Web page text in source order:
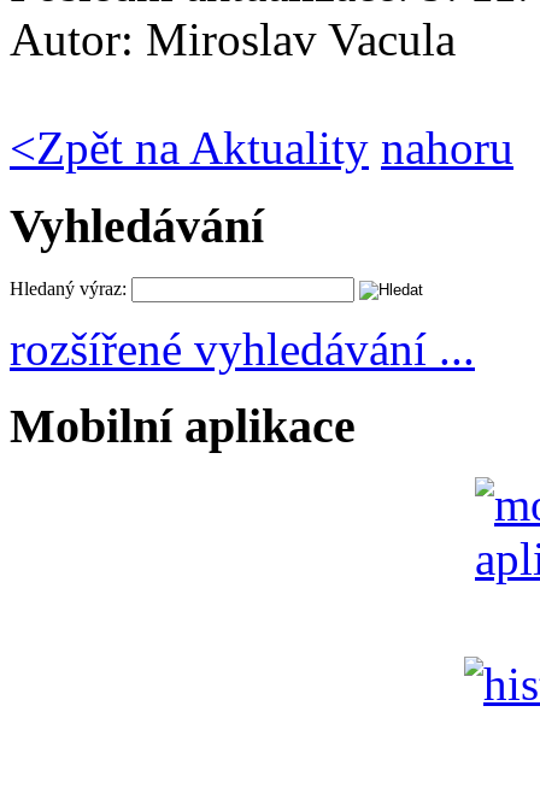
Autor: Miroslav Vacula
<Zpět na Aktuality nahoru
Vyhledávání
Hledaný výraz:
rozšířené vyhledávání ...
Mobilní aplikace